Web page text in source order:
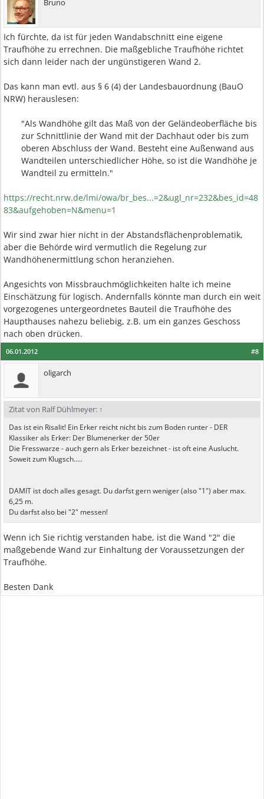
Bruno
Ich fürchte, da ist für jeden Wandabschnitt eine eigene
Traufhöhe zu errechnen. Die maßgebliche Traufhöhe richtet
sich dann leider nach der ungünstigeren Wand 2.
Das kann man evtl. aus § 6 (4) der Landesbauordnung (BauO
NRW) herauslesen:
"Als Wandhöhe gilt das Maß von der Geländeoberfläche bis
zur Schnittlinie der Wand mit der Dachhaut oder bis zum
oberen Abschluss der Wand. Besteht eine Außenwand aus
Wandteilen unterschiedlicher Höhe, so ist die Wandhöhe je
Wandteil zu ermitteln."​
https://recht.nrw.de/lmi/owa/br_bes...=2&ugl_nr=232&bes_id=48
83&aufgehoben=N&menu=1
Wir sind zwar hier nicht in der Abstandsflächenproblematik,
aber die Behörde wird vermutlich die Regelung zur
Wandhöhenermittlung schon heranziehen.
Angesichts von Missbrauchmöglichkeiten halte ich meine
Einschätzung für logisch. Andernfalls könnte man durch ein weit
vorgezogenes untergeordnetes Bauteil die Traufhöhe des
Haupthauses nahezu beliebig, z.B. um ein ganzes Geschoss
nach oben drücken.
#8
06.01.2012
oligarch
Zitat von Ralf Dühlmeyer: ↑
Das ist ein Risalit! Ein Erker reicht nicht bis zum Boden runter - DER
Klassiker als Erker: Der Blumenerker der 50er
Die Fresswarze - auch gern als Erker bezeichnet - ist oft eine Auslucht.
Soweit zum Klugsch.....
DAMIT ist doch alles gesagt. Du darfst gern weniger (also "1") aber max.
6,25 m.
Du darfst also bei "2" messen!
Wenn ich Sie richtig verstanden habe, ist die Wand "2" die
maßgebende Wand zur Einhaltung der Voraussetzungen der
Traufhöhe.
Besten Dank